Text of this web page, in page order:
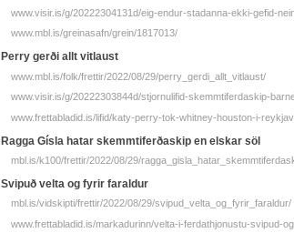
www.visir.is/g/20222304131d/eig-endur-stadanna-ekki-gefid-
www.mbl.is/greinasafn/grein/1817013/
Perry gerði allt vitlaust
www.mbl.is/folk/frettir/2022/08/29/perry_gerdi_allt_vitlaust/
www.visir.is/g/20222303844d/stjornulifid-skemmtiferdaskip-
www.frettabladid.is/lifid/katy-perry-tok-whitney-houston-i-
Ragga Gísla hatar skemmtiferðaskip en elskar söl
mbl.is/k100/frettir/2022/08/29/
Svipuð velta og fyrir faraldur
mbl.is/vidskipti/frettir/2022/08/29/svipud_velta_og_fyrir_faraldur/
www.frettabladid.is/markadurinn/velta-i-ferdathjonustu-svipud-